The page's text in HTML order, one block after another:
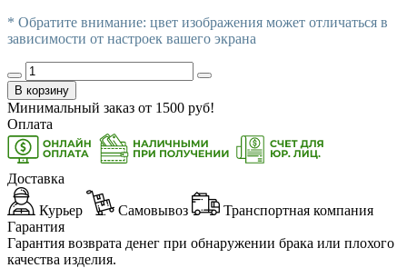
* Обратите внимание: цвет изображения может отличаться в
зависимости от настроек вашего экрана
В корзину
Минимальный заказ от 1500 руб!
Оплата
Доставка
Курьер Самовывоз
Транспортная компания
Гарантия
Гарантия возврата денег при обнаружении брака или плохого
качества изделия.